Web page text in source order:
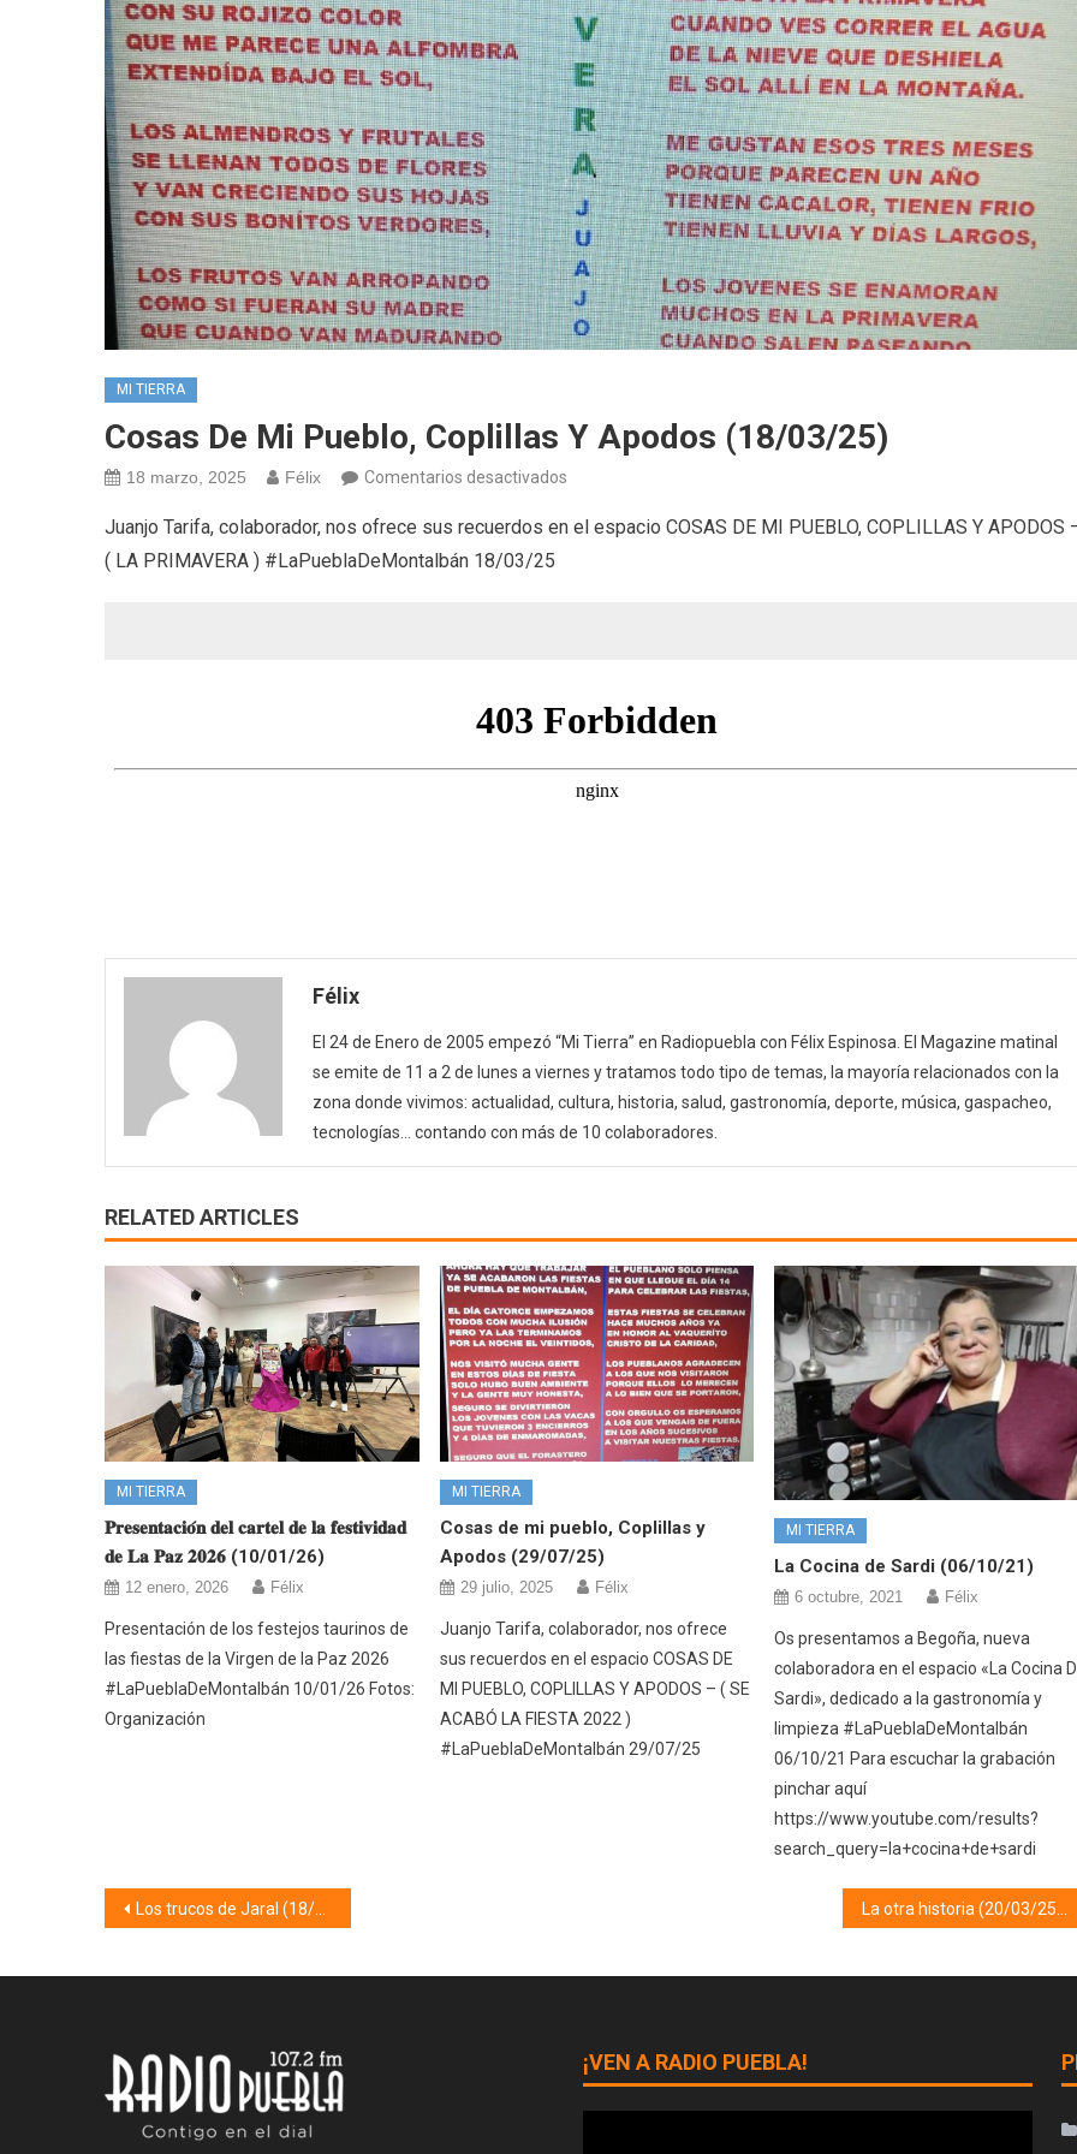
MI TIERRA
Cosas De Mi Pueblo, Coplillas Y Apodos (18/03/25)
18 marzo, 2025 Félix Comentarios desactivados
de
(18/03/25)
Juanjo Tarifa, colaborador, nos ofrece sus recuerdos en el espacio COSAS DE MI PUEBLO, COPLILLAS Y APODOS
( LA PRIMAVERA ) #LaPueblaDeMontalbán 18/03/25
Félix
El 24 de Enero de 2005 empezó “Mi Tierra” en Radiopuebla con Félix Espinosa. El Magazine matinal
se emite de 11 a 2 de lunes a viernes y tratamos todo tipo de temas, la mayoría relacionados con la
zona donde vivimos: actualidad, cultura, historia, salud, gastronomía, deporte, música, gaspacheo,
tecnologías… contando con más de 10 colaboradores.
RELATED ARTICLES
MI TIERRA
𝐏𝐫𝐞𝐬𝐞𝐧𝐭𝐚𝐜𝐢𝐨́𝐧 𝐝𝐞𝐥 𝐜𝐚𝐫𝐭𝐞𝐥 𝐝𝐞 𝐥𝐚 𝐟𝐞𝐬𝐭𝐢𝐯𝐢𝐝𝐚𝐝
𝐝𝐞 𝐋𝐚 𝐏𝐚𝐳 𝟐𝟎𝟐𝟔 (10/01/26)
12 enero, 2026 Félix
Presentación de los festejos taurinos de
las fiestas de la Virgen de la Paz 2026
#LaPueblaDeMontalbán 10/01/26 Fotos:
Organización
MI TIERRA
Cosas de mi pueblo, Coplillas y
Apodos (29/07/25)
29 julio, 2025 Félix
Juanjo Tarifa, colaborador, nos ofrece
sus recuerdos en el espacio COSAS DE
MI PUEBLO, COPLILLAS Y APODOS – ( SE
ACABÓ LA FIESTA 2022 )
#LaPueblaDeMontalbán 29/07/25
MI TIERRA
La Cocina de Sardi (06/10/21)
6 octubre, 2021 Félix
Os presentamos a Begoña, nueva
colaboradora en el espacio «La Cocina
Sardi», dedicado a la gastronomía y
limpieza #LaPueblaDeMontalbán
06/10/21 Para escuchar la grabación
pinchar aquí
https://www.youtube.com/results?
search_query=la+cocina+de+sardi
Navegación
Los trucos de Jaral (18/03/25)
¡VEN A RADIO PUEBLA!